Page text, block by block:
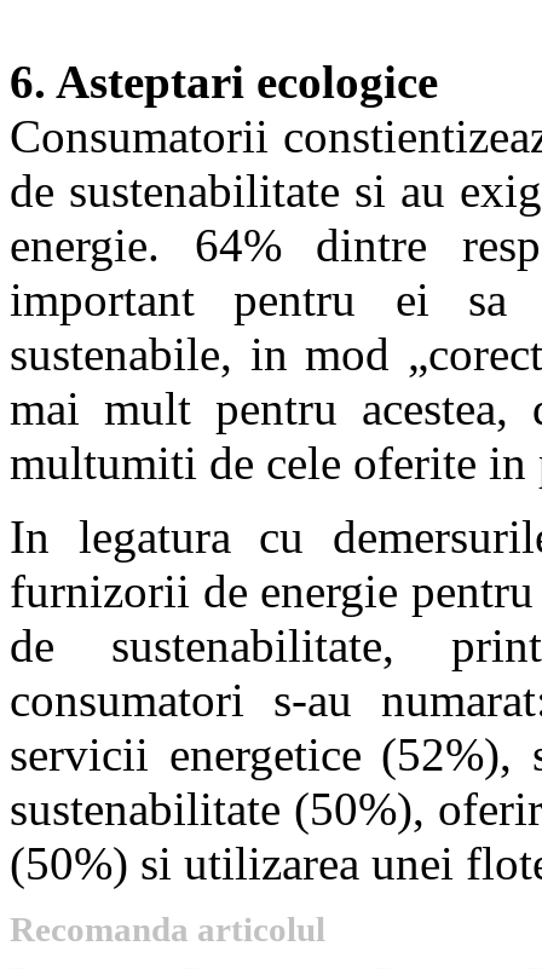
6. Asteptari ecologice
Consumatorii
de sustenabilitate si au
energie. 64% dintre
important pentru ei sa
sustenabile, in mod
mai mult pentru
multumiti de cele oferite in
In legatura cu
furnizorii de energie
de sustenabilitate,
consumatori s-au
servicii energetice (52%),
sustenabilitate (50%),
(50%) si utilizarea unei
Recomanda articolul